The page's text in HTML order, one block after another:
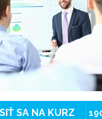
SA NA KURZ